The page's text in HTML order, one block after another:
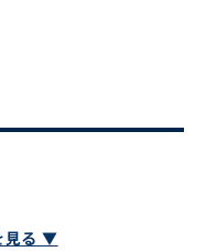
見る ▼